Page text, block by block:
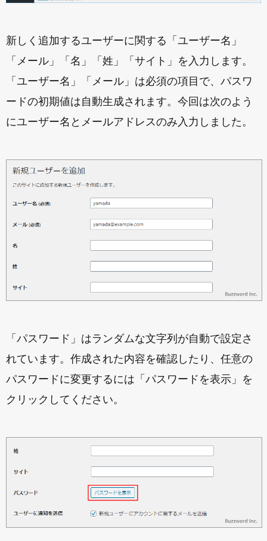
新しく追加するユーザーに関する「ユーザー名」
「メール」「名」「姓」「サイト」を入力します。
「ユーザー名」「メール」は必須の項目で、パスワ
ードの初期値は自動生成されます。今回は次のよう
にユーザー名とメールアドレスのみ入力しました。
「パスワード」はランダムな文字列が自動で設定さ
れています。作成された内容を確認したり、任意の
パスワードに変更するには「パスワードを表示」を
クリックしてください。